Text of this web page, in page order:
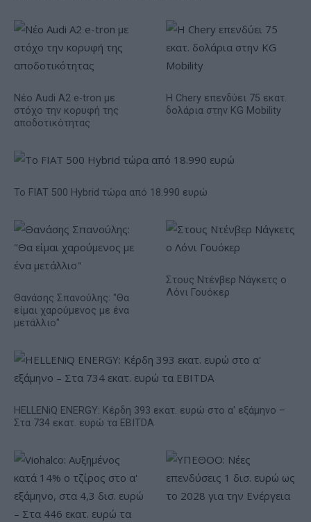
Νέο Audi A2 e-tron με
στόχο την κορυφή της
αποδοτικότητας
Η Chery επενδύει 75 εκατ.
δολάρια στην KG Mobility
Το FIAT 500 Hybrid τώρα από 18.990 ευρώ
Θανάσης Σπανούλης: "Θα
είμαι χαρούμενος με ένα
μετάλλιο"
Στους Ντένβερ Νάγκετς ο
Λόνι Γουόκερ
HELLENiQ ENERGY: Κέρδη 393 εκατ. ευρώ στο α' εξάμηνο –
Στα 734 εκατ. ευρώ τα EBITDA